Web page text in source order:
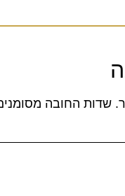
שדות החובה